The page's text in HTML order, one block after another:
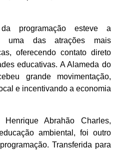
programação esteve a
uma das atrações mais
oferecendo contato direto
educativas. A Alameda do
grande movimentação,
e incentivando a economia
Abrahão Charles,
ambiental, foi outro
Transferida para